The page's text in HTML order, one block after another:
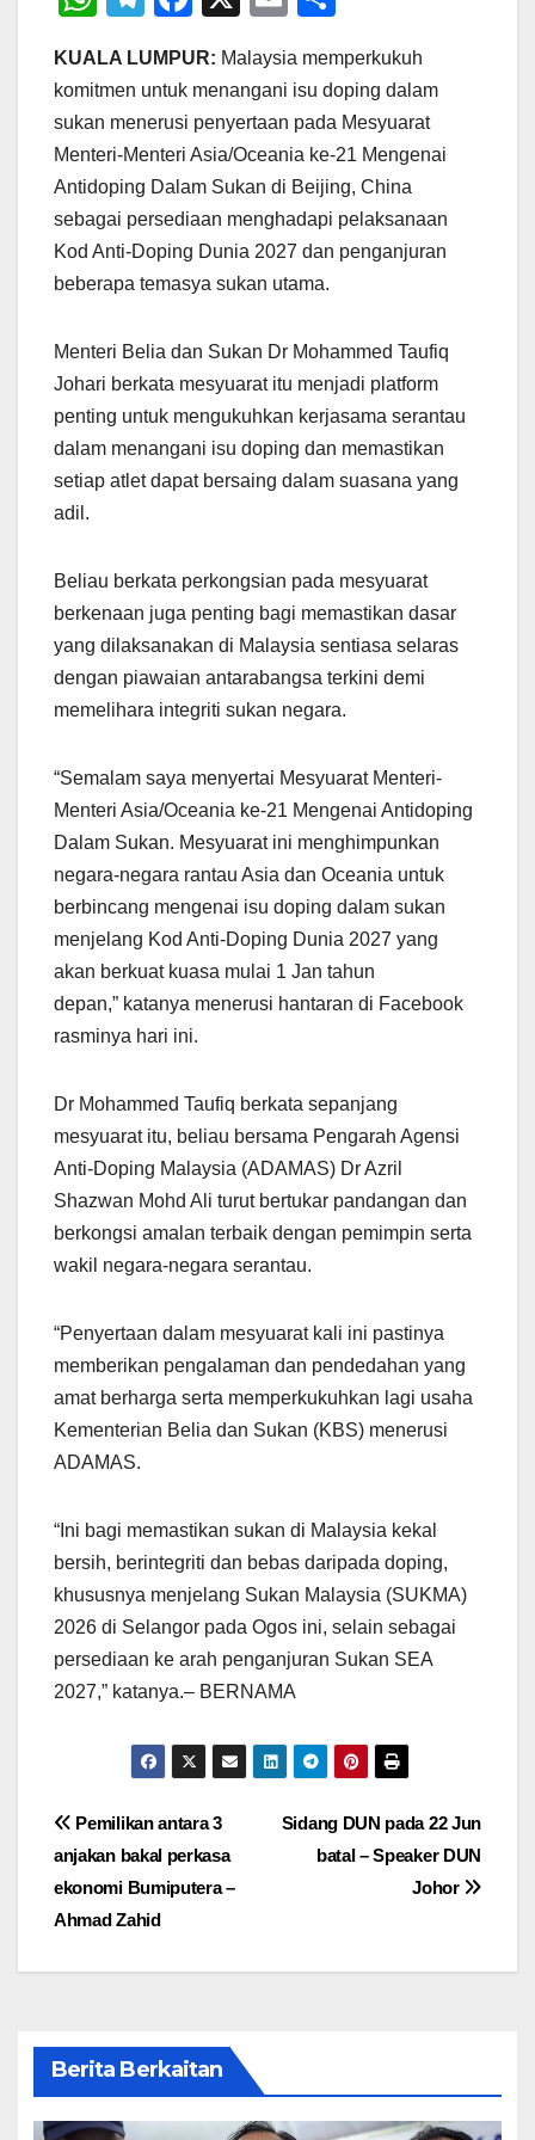
at
s
A
p
p
e
gr
a
m
c
e
b
o
o
k
ail ar
e
KUALA LUMPUR: Malaysia memperkukuh
komitmen untuk menangani isu doping dalam
sukan menerusi penyertaan pada Mesyuarat
Menteri-Menteri Asia/Oceania ke-21 Mengenai
Antidoping Dalam Sukan di Beijing, China
sebagai persediaan menghadapi pelaksanaan
Kod Anti-Doping Dunia 2027 dan penganjuran
beberapa temasya sukan utama.
Menteri Belia dan Sukan Dr Mohammed Taufiq
Johari berkata mesyuarat itu menjadi platform
penting untuk mengukuhkan kerjasama serantau
dalam menangani isu doping dan memastikan
setiap atlet dapat bersaing dalam suasana yang
adil.
Beliau berkata perkongsian pada mesyuarat
berkenaan juga penting bagi memastikan dasar
yang dilaksanakan di Malaysia sentiasa selaras
dengan piawaian antarabangsa terkini demi
memelihara integriti sukan negara.
“Semalam saya menyertai Mesyuarat Menteri-
Menteri Asia/Oceania ke-21 Mengenai Antidoping
Dalam Sukan. Mesyuarat ini menghimpunkan
negara-negara rantau Asia dan Oceania untuk
berbincang mengenai isu doping dalam sukan
menjelang Kod Anti-Doping Dunia 2027 yang
akan berkuat kuasa mulai 1 Jan tahun
depan,” katanya menerusi hantaran di Facebook
rasminya hari ini.
Dr Mohammed Taufiq berkata sepanjang
mesyuarat itu, beliau bersama Pengarah Agensi
Anti-Doping Malaysia (ADAMAS) Dr Azril
Shazwan Mohd Ali turut bertukar pandangan dan
berkongsi amalan terbaik dengan pemimpin serta
wakil negara-negara serantau.
“Penyertaan dalam mesyuarat kali ini pastinya
memberikan pengalaman dan pendedahan yang
amat berharga serta memperkukuhkan lagi usaha
Kementerian Belia dan Sukan (KBS) menerusi
ADAMAS.
“Ini bagi memastikan sukan di Malaysia kekal
bersih, berintegriti dan bebas daripada doping,
khususnya menjelang Sukan Malaysia (SUKMA)
2026 di Selangor pada Ogos ini, selain sebagai
persediaan ke arah penganjuran Sukan SEA
2027,” katanya.– BERNAMA
Post
navigation
Sidang DUN pada 22 Jun
batal – Speaker DUN
Johor
Pemilikan antara 3
anjakan bakal perkasa
ekonomi Bumiputera –
Ahmad Zahid
Berita Berkaitan